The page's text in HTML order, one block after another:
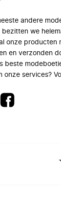
andere
we
onze producten
en verzonden
beste
onze services?